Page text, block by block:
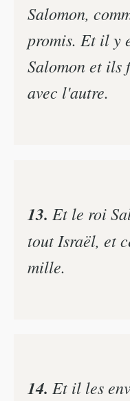
Salomon,
promis. Et il y
Salomon et
avec l'autre.
13. Et le roi
tout Israël, et
mille.
14. Et il les